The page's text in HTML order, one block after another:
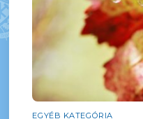
EGYÉB KATEGÓRIA